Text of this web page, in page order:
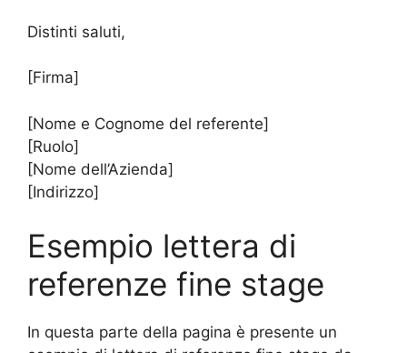
Distinti saluti,
[Firma]
[Nome e Cognome del referente]
[Ruolo]
[Nome dell’Azienda]
[Indirizzo]
Esempio lettera di
referenze fine stage
In questa parte della pagina è presente un